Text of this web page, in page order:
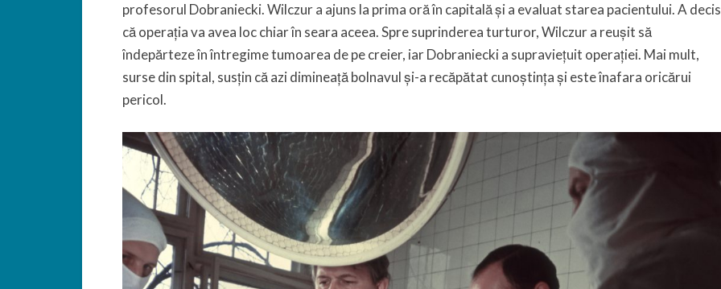
profesorul Dobraniecki. Wilczur a ajuns la prima oră în capitală și a evaluat starea pacientului. A decis
că operația va avea loc chiar în seara aceea. Spre suprinderea turturor, Wilczur a reușit să
îndepărteze în întregime tumoarea de pe creier, iar Dobraniecki a supraviețuit operației. Mai mult,
surse din spital, susțin că azi dimineață bolnavul și-a recăpătat cunoștința și este înafara oricărui
pericol.